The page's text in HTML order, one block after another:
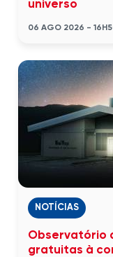
universo
06 AGO 2026 -
NOTÍCIAS
Observatório
gratuitas à